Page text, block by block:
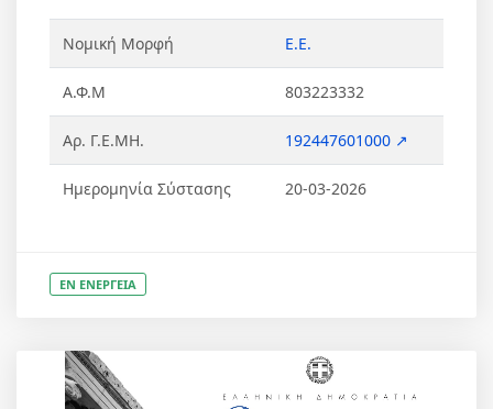
Νομική Μορφή Ε.Ε.
Α.Φ.Μ 803223332
Αρ. Γ.Ε.ΜΗ. 192447601000 ↗
Ημερομηνία Σύστασης 20-03-2026
ΕΝ ΕΝΕΡΓΕΙΑ